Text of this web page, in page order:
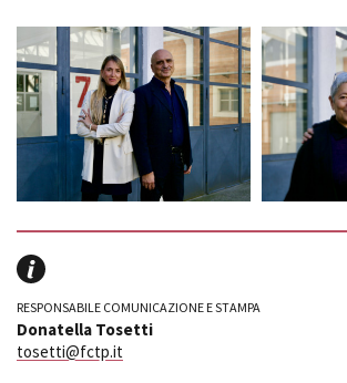
RESPONSABILE COMUNICAZIONE E STAMPA
Donatella Tosetti
tosetti@fctp.it